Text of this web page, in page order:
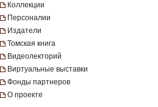
Коллекции
Персоналии
Издатели
Томская книга
Видеолекторий
Виртуальные выставки
Фонды партнеров
О проекте